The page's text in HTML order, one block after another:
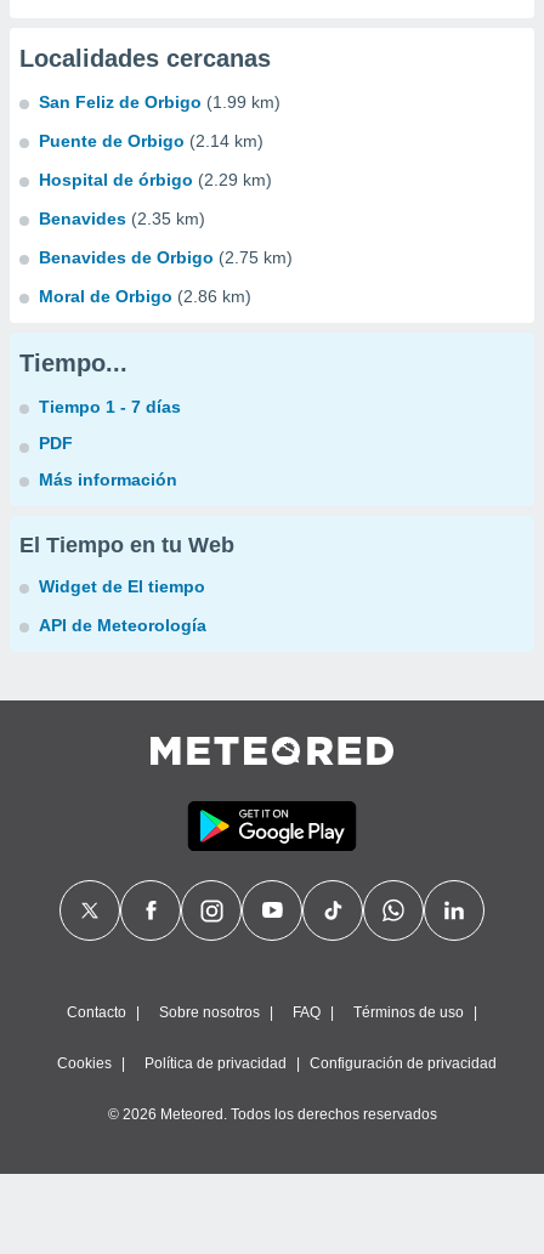
Localidades cercanas
San Feliz de Orbigo (1.99 km)
Puente de Orbigo (2.14 km)
Hospital de órbigo (2.29 km)
Benavides (2.35 km)
Benavides de Orbigo (2.75 km)
Moral de Orbigo (2.86 km)
Tiempo...
Tiempo 1 - 7 días
PDF
Más información
El Tiempo en tu Web
Widget de El tiempo
API de Meteorología
Contacto Sobre nosotros FAQ Términos de uso
Cookies Política de privacidad Configuración de privacidad
© 2026 Meteored. Todos los derechos reservados